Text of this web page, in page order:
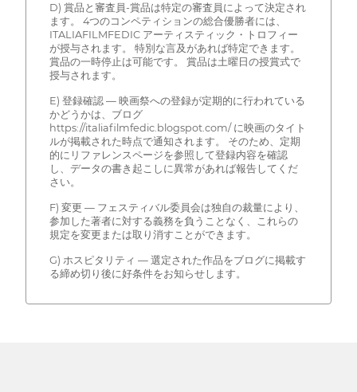
D) 賞品と審査員-賞品は特定の審査員によって決定され
ます。 4つのコンペティションの総合優勝者には、
ITALIAFILMFEDIC アーティスティック・トロフィー
が授与されます。 特別な言及があれば特定できます。
賞品の一時停止は可能です。 賞品は土曜日の授賞式で
授与されます。
E) 登録確認 — 映画祭への登録が定期的に行われている
かどうかは、ブログ
https://italiafilmfedic.blogspot.com/ に映画のタイト
ルが掲載された時点で通知されます。 そのため、定期
的にリファレンスページを参照して登録内容を確認
し、データの書き起こしに異常があれば報告してくだ
さい。
F) 変更 — フェスティバル委員会は独自の裁量により、
参加した著者に対する義務を負うことなく、これらの
規定を変更または取り消すことができます。
G) ホスピタリティ — 選定された作品をブログに掲載す
る締め切り後に好条件をお知らせします。